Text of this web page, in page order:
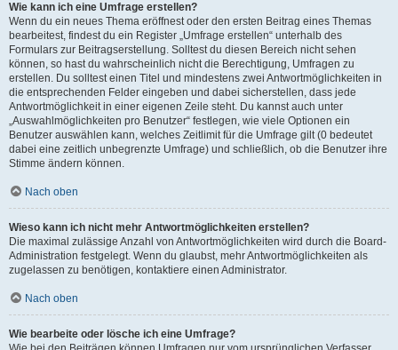
Wie kann ich eine Umfrage erstellen?
Wenn du ein neues Thema eröffnest oder den ersten Beitrag eines Themas
bearbeitest, findest du ein Register „Umfrage erstellen“ unterhalb des
Formulars zur Beitragserstellung. Solltest du diesen Bereich nicht sehen
können, so hast du wahrscheinlich nicht die Berechtigung, Umfragen zu
erstellen. Du solltest einen Titel und mindestens zwei Antwortmöglichkeiten in
die entsprechenden Felder eingeben und dabei sicherstellen, dass jede
Antwortmöglichkeit in einer eigenen Zeile steht. Du kannst auch unter
„Auswahlmöglichkeiten pro Benutzer“ festlegen, wie viele Optionen ein
Benutzer auswählen kann, welches Zeitlimit für die Umfrage gilt (0 bedeutet
dabei eine zeitlich unbegrenzte Umfrage) und schließlich, ob die Benutzer ihre
Stimme ändern können.
Nach oben
Wieso kann ich nicht mehr Antwortmöglichkeiten erstellen?
Die maximal zulässige Anzahl von Antwortmöglichkeiten wird durch die Board-
Administration festgelegt. Wenn du glaubst, mehr Antwortmöglichkeiten als
zugelassen zu benötigen, kontaktiere einen Administrator.
Nach oben
Wie bearbeite oder lösche ich eine Umfrage?